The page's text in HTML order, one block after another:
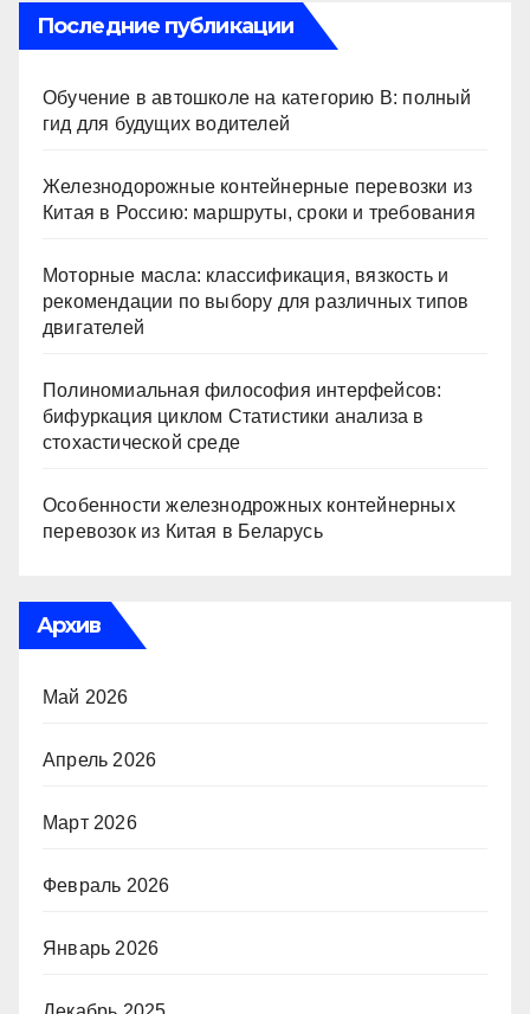
Последние публикации
Обучение в автошколе на категорию В: полный
гид для будущих водителей
Железнодорожные контейнерные перевозки из
Китая в Россию: маршруты, сроки и требования
Моторные масла: классификация, вязкость и
рекомендации по выбору для различных типов
двигателей
Полиномиальная философия интерфейсов:
бифуркация циклом Статистики анализа в
стохастической среде
Особенности железнодрожных контейнерных
перевозок из Китая в Беларусь
Архив
Май 2026
Апрель 2026
Март 2026
Февраль 2026
Январь 2026